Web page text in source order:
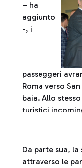
– ha
aggiunto
-, i
passeggeri
Roma verso
baia. Allo
turistici
Da parte sua,
attraverso le